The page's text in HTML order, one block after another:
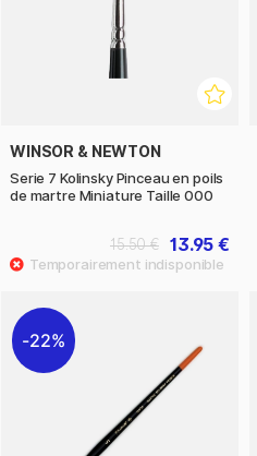
WINSOR & NEWTON
Serie 7 Kolinsky Pinceau en poils
de martre Miniature Taille 000
13.95 €
15.50 €
22%